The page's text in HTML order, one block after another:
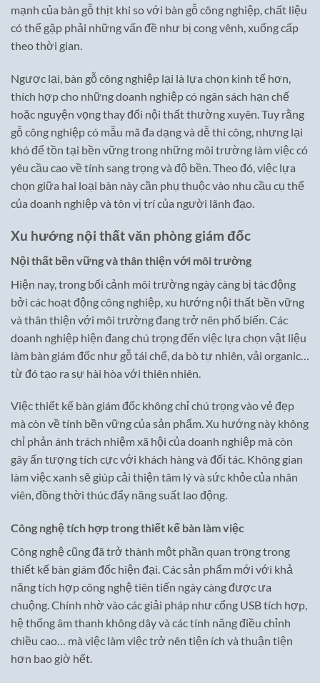
mạnh của bàn gỗ thịt khi so với bàn gỗ công nghiệp, chất liệu
có thể gặp phải những vấn đề như bị cong vênh, xuống cấp
theo thời gian.
Ngược lại, bàn gỗ công nghiệp lại là lựa chọn kinh tế hơn,
thích hợp cho những doanh nghiệp có ngân sách hạn chế
hoặc nguyện vọng thay đổi nội thất thường xuyên. Tuy rằng
gỗ công nghiệp có mẫu mã đa dạng và dễ thi công, nhưng lại
khó để tồn tại bền vững trong những môi trường làm việc có
yêu cầu cao về tính sang trọng và độ bền. Theo đó, việc lựa
chọn giữa hai loại bàn này cần phụ thuộc vào nhu cầu cụ thể
của doanh nghiệp và tôn vị trí của người lãnh đạo.
Xu hướng nội thất văn phòng giám đốc
Nội thất bền vững và thân thiện với môi trường
Hiện nay, trong bối cảnh môi trường ngày càng bị tác động
bởi các hoạt động công nghiệp, xu hướng nội thất bền vững
và thân thiện với môi trường đang trở nên phổ biến. Các
doanh nghiệp hiện đang chú trọng đến việc lựa chọn vật liệu
làm bàn giám đốc như gỗ tái chế, da bò tự nhiên, vải organic…
từ đó tạo ra sự hài hòa với thiên nhiên.
Việc thiết kế bàn giám đốc không chỉ chú trọng vào vẻ đẹp
mà còn về tính bền vững của sản phẩm. Xu hướng này không
chỉ phản ánh trách nhiệm xã hội của doanh nghiệp mà còn
gây ấn tượng tích cực với khách hàng và đối tác. Không gian
làm việc xanh sẽ giúp cải thiện tâm lý và sức khỏe của nhân
viên, đồng thời thúc đẩy năng suất lao động.
Công nghệ tích hợp trong thiết kế bàn làm việc
Công nghệ cũng đã trở thành một phần quan trọng trong
thiết kế bàn giám đốc hiện đại. Các sản phẩm mới với khả
năng tích hợp công nghệ tiên tiến ngày càng được ưa
chuộng. Chính nhờ vào các giải pháp như cổng USB tích hợp,
hệ thống âm thanh không dây và các tính năng điều chỉnh
chiều cao… mà việc làm việc trở nên tiện ích và thuận tiện
hơn bao giờ hết.